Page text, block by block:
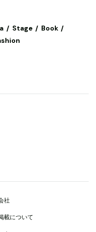
Stage
Book
社
載について